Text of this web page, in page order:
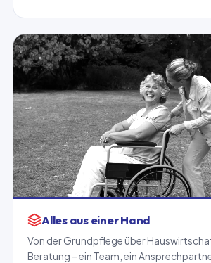
Alles aus einer Hand
Von der Grundpflege über
Beratung – ein Team, ein